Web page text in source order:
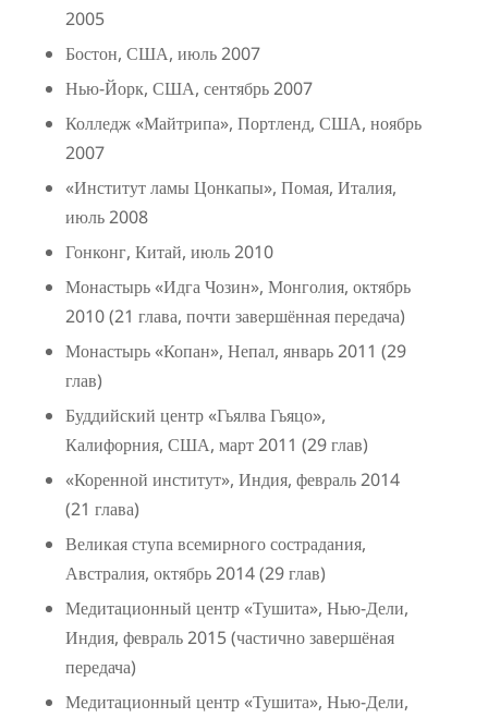
2005
Бостон, США, июль 2007
Нью-Йорк, США, сентябрь 2007
Колледж «Майтрипа», Портленд, США, ноябрь
2007
«Институт ламы Цонкапы», Помая, Италия,
июль 2008
Гонконг, Китай, июль 2010
Монастырь «Идга Чозин», Монголия, октябрь
2010 (21 глава, почти завершённая передача)
Монастырь «Копан», Непал, январь 2011 (29
глав)
Буддийский центр «Гьялва Гьяцо»,
Калифорния, США, март 2011 (29 глав)
«Коренной институт», Индия, февраль 2014
(21 глава)
Великая ступа всемирного сострадания,
Австралия, октябрь 2014 (29 глав)
Медитационный центр «Тушита», Нью-Дели,
Индия, февраль 2015 (частично завершёная
передача)
Медитационный центр «Тушита», Нью-Дели,